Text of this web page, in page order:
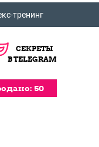
тренинг
СЕКРЕТЫ
В TELEGRAM
50
50
50
50
50